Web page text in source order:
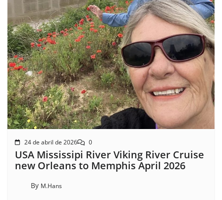
24 de abril de 2026 0
USA Mississipi River Viking River Cruise
new Orleans to Memphis April 2026
By M.Hans